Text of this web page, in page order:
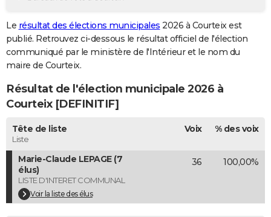
GUIDES D'ACHAT
BONS PLANS
CARTE DE VOEUX
Carte de Noël
Carte Bonne année
Carte Saint-Valentin
Carte Pâques
Carte d'anniversaire
DICTIONNAIRE
Dictionnaire
Biographies
Citations
Expressions
Proverbes
PROGRAMME TV
COPAINS D'AVANT
S'inscrire
Se connecter
Lycées
Collèges
Primaires
Universités
Entreprises
Service militaire
Avis de recherche
AVIS DE DÉCÈS
Le résultat des élections municipales 2026 à Courteix est
publié. Retrouvez ci-dessous le résultat officiel de l'élection
communiqué par le ministère de l'Intérieur et le nom du
maire de Courteix.
Résultat de l'élection municipale 2026 à
Courteix [DEFINITIF]
Tête de liste
Liste
Voix % des voix
Marie-Claude LEPAGE (7
élus)
LISTE D'INTERET COMMUNAL
Voir la liste des élus
36 100,00%